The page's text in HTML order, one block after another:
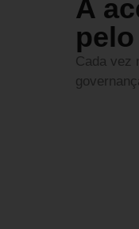
A
pelo
Cada vez